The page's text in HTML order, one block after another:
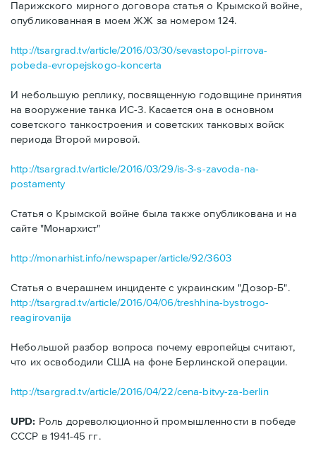
Парижского мирного договора статья о Крымской войне,
опубликованная в моем ЖЖ за номером 124.
http://tsargrad.tv/article/2016/03/30/sevastopol-pirrova-
pobeda-evropejskogo-koncerta
И небольшую реплику, посвященную годовщине принятия
на вооружение танка ИС-3. Касается она в основном
советского танкостроения и советских танковых войск
периода Второй мировой.
http://tsargrad.tv/article/2016/03/29/is-3-s-zavoda-na-
postamenty
Статья о Крымской войне была также опубликована и на
сайте "Монархист"
http://monarhist.info/newspaper/article/92/3603
Статья о вчерашнем инциденте с украинским "Дозор-Б".
http://tsargrad.tv/article/2016/04/06/treshhina-bystrogo-
reagirovanija
Небольшой разбор вопроса почему европейцы считают,
что их освободили США на фоне Берлинской операции.
http://tsargrad.tv/article/2016/04/22/cena-bitvy-za-berlin
UPD: Роль дореволюционной промышленности в победе
СССР в 1941-45 гг.